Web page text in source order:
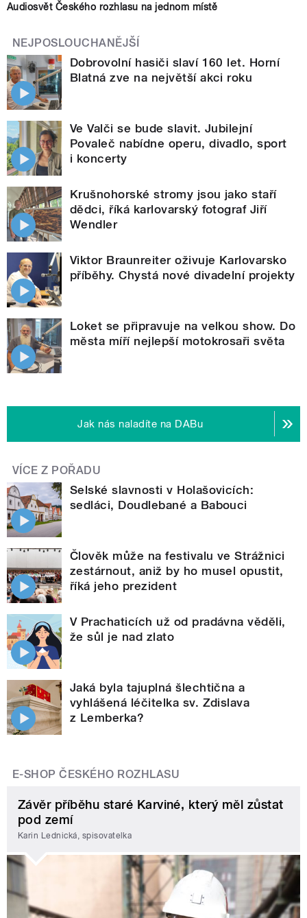
Audiosvět Českého rozhlasu na jednom místě
NEJPOSLOUCHANĚJŠÍ
Dobrovolní hasiči slaví 160 let. Horní
Blatná zve na největší akci roku
Ve Valči se bude slavit. Jubilejní
Povaleč nabídne operu, divadlo, sport
i koncerty
Krušnohorské stromy jsou jako staří
dědci, říká karlovarský fotograf Jiří
Wendler
Viktor Braunreiter oživuje Karlovarsko
příběhy. Chystá nové divadelní projekty
Loket se připravuje na velkou show. Do
města míří nejlepší motokrosaři světa
Jak nás naladíte na DABu
VÍCE Z POŘADU
Selské slavnosti v Holašovicích:
sedláci, Doudlebané a Babouci
Člověk může na festivalu ve Strážnici
zestárnout, aniž by ho musel opustit,
říká jeho prezident
V Prachaticích už od pradávna věděli,
že sůl je nad zlato
Jaká byla tajuplná šlechtična a
vyhlášená léčitelka sv. Zdislava
z Lemberka?
E-SHOP ČESKÉHO ROZHLASU
Závěr příběhu staré Karviné, který měl zůstat
pod zemí
Karin Lednická, spisovatelka